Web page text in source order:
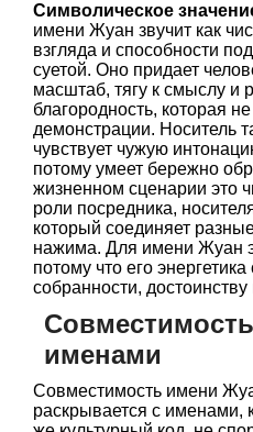
Символическое
имени Жуан звучит как
взгляда и способности
суетой. Оно придает
масштаб, тягу к смыслу и
благородность, которая
демонстрации. Носитель
чувствует чужую
потому умеет бережно
жизненном сценарии это
роли посредника,
который соединяет
нажима. Для имени Жуан
потому что его
собранности, достоинству
именами
Совместимость имени
раскрывается с именами,